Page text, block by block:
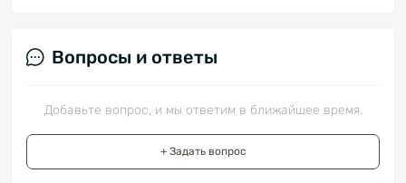
Вопросы и ответы
Добавьте вопрос, и мы ответим в ближайшее время.
+ Задать вопрос